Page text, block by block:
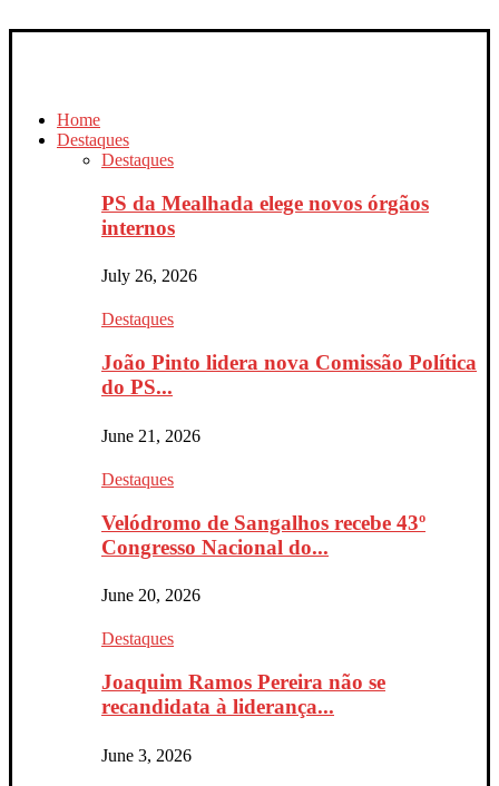
Home
Destaques
Destaques
PS da Mealhada elege novos órgãos
internos
July 26, 2026
Destaques
João Pinto lidera nova Comissão Política
do PS...
June 21, 2026
Destaques
Velódromo de Sangalhos recebe 43º
Congresso Nacional do...
June 20, 2026
Destaques
Joaquim Ramos Pereira não se
recandidata à liderança...
June 3, 2026